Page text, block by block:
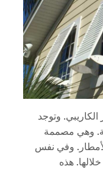
وتوجد
وهي مصممة
وفي نفس
هذه